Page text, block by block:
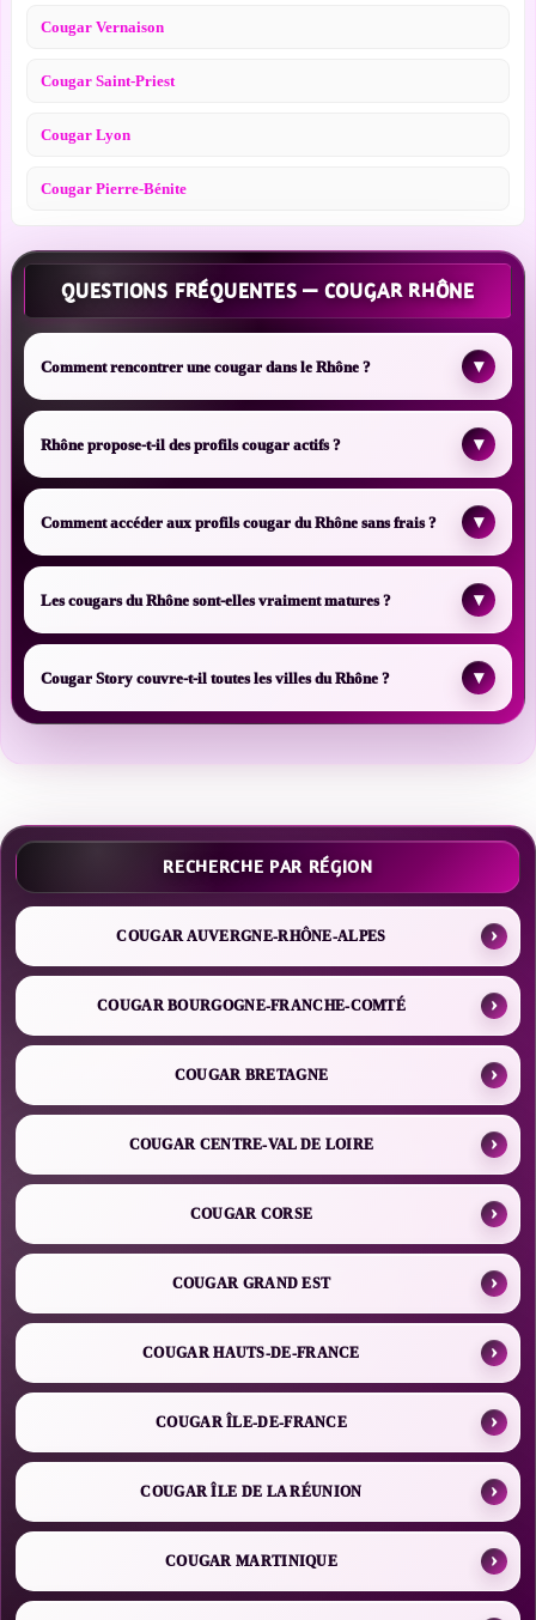
Cougar Vernaison
Cougar Saint-Priest
Cougar Lyon
Cougar Pierre-Bénite
QUESTIONS FRÉQUENTES — COUGAR RHÔNE
Comment rencontrer une cougar dans le Rhône ? ▾
Rhône propose-t-il des profils cougar actifs ? ▾
Comment accéder aux profils cougar du Rhône sans frais ? ▾
Les cougars du Rhône sont-elles vraiment matures ? ▾
Cougar Story couvre-t-il toutes les villes du Rhône ? ▾
RECHERCHE PAR RÉGION
COUGAR AUVERGNE-RHÔNE-ALPES
COUGAR BOURGOGNE-FRANCHE-COMTÉ
COUGAR BRETAGNE
COUGAR CENTRE-VAL DE LOIRE
COUGAR CORSE
COUGAR GRAND EST
COUGAR HAUTS-DE-FRANCE
COUGAR ÎLE-DE-FRANCE
COUGAR ÎLE DE LA RÉUNION
COUGAR MARTINIQUE